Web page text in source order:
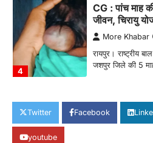
4
CG : पांच माह
जीवन, चिरायु
More Khabar
रायपुर। राष्ट्रीय
जशपुर जिले की 5
CG: छिपली की
पालन से बढ़ी
Twitter Facebook
youtube